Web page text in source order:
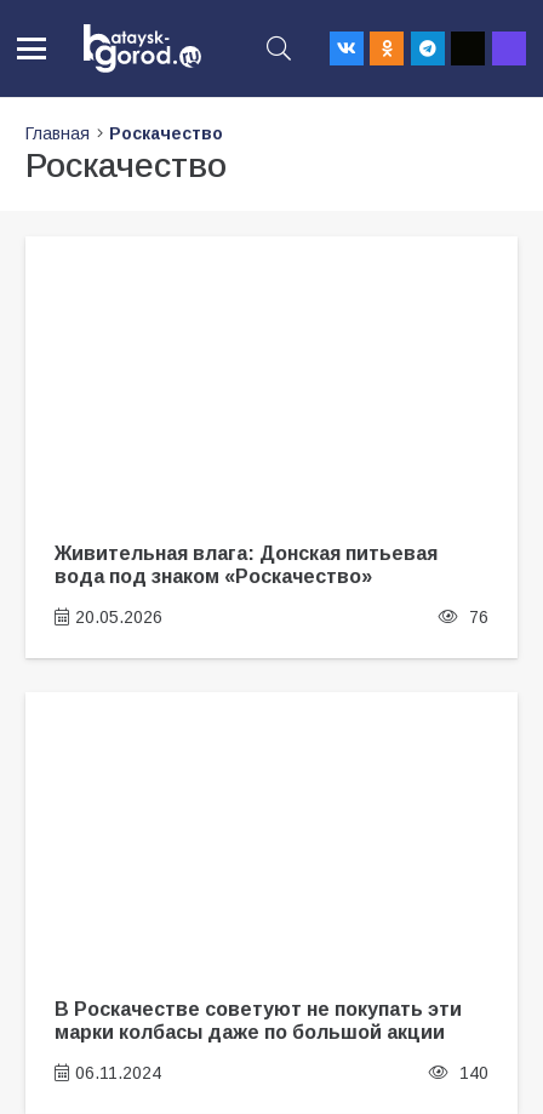
Главная Роскачество
Роскачество
Живительная влага: Донская питьевая
вода под знаком «Роскачество»
20.05.2026 76
В Роскачестве советуют не покупать эти
марки колбасы даже по большой акции
06.11.2024 140